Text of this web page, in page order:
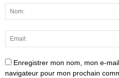
Enregistrer mon nom, mon e-
navigateur pour mon prochain